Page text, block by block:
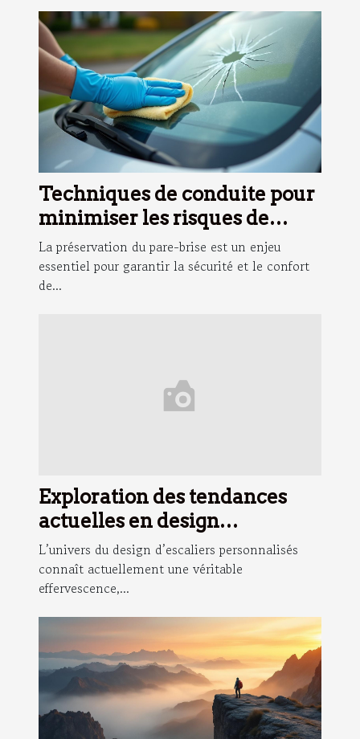
Techniques de conduite pour
minimiser les risques de
dommage au pare-brise
La préservation du pare-brise est un enjeu
essentiel pour garantir la sécurité et le confort
de...
Exploration des tendances
actuelles en design
d'escaliers personnalisés
L’univers du design d’escaliers personnalisés
connaît actuellement une véritable
effervescence,...